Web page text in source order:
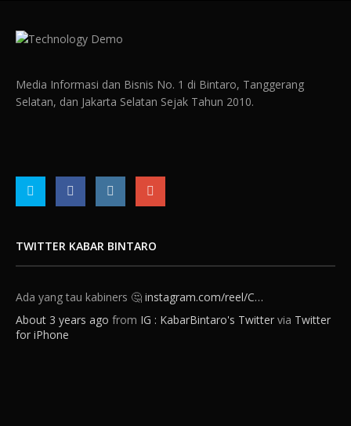
Media Informasi dan Bisnis No. 1 di Bintaro, Tanggerang
Selatan, dan Jakarta Selatan Sejak Tahun 2010.
TWITTER KABAR BINTARO
Ada yang tau kabiners 🤔instagram.com/reel/C…
About 3 years ago from IG : KabarBintaro's Twitter via Twitter
for iPhone